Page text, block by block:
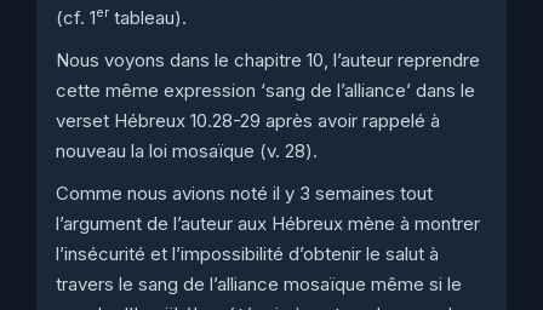
(cf. 1er tableau).
Nous voyons dans le chapitre 10, l’auteur reprendre
cette même expression ‘sang de l’alliance’ dans le
verset Hébreux 10.28-29 après avoir rappelé à
nouveau la loi mosaïque (v. 28).
Comme nous avions noté il y 3 semaines tout
l’argument de l’auteur aux Hébreux mène à montrer
l’insécurité et l’impossibilité d’obtenir le salut à
travers le sang de l’alliance mosaïque même si le